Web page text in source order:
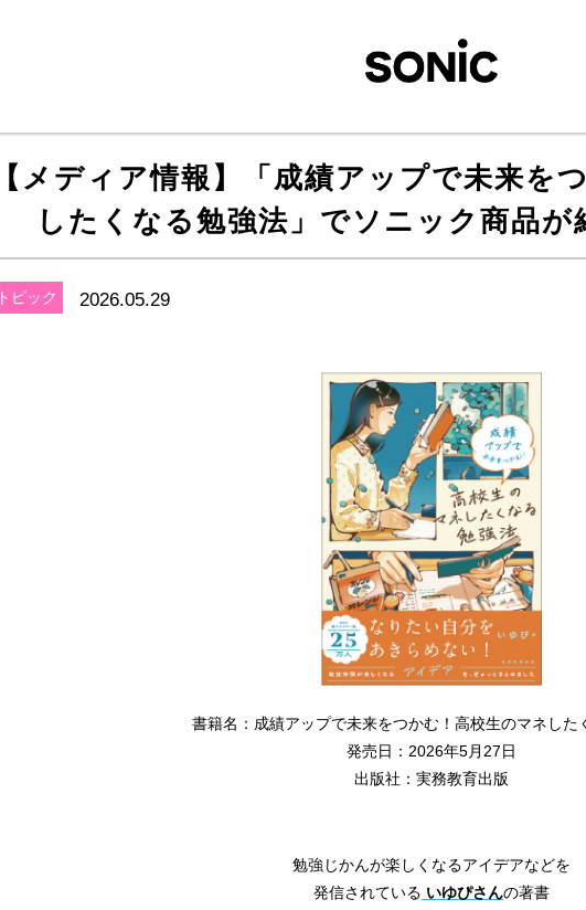
【メディア情報】「成績アップで未来を
したくなる勉強法」でソニック商品が
トピック 2026.05.29
書籍名：成績アップで未来をつかむ！高校生のマネした
発売日：2026年5月27日
出版社：実務教育出版
勉強じかんが楽しくなるアイデアなどを
発信されている いゆぴさんの著書